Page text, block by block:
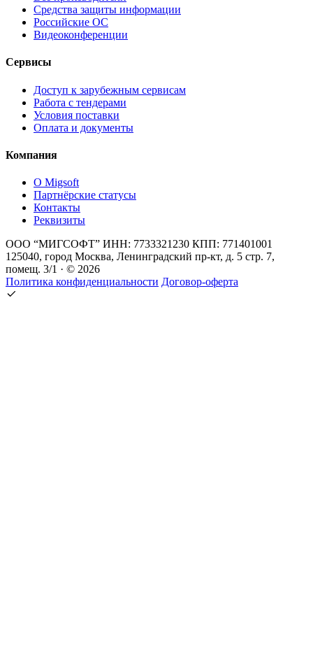
Средства защиты информации
Российские ОС
Видеоконференции
Сервисы
Доступ к зарубежным сервисам
Работа с тендерами
Условия поставки
Оплата и документы
Компания
О Migsoft
Партнёрские статусы
Контакты
Реквизиты
ООО “МИГСОФТ” ИНН: 7733321230 КПП: 771401001
125040, город Москва, Ленинградский пр-кт, д. 5 стр. 7,
помещ. 3/1 · © 2026
Политика конфиденциальности Договор-оферта